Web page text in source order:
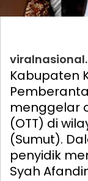
Kabupaten
menggelar
(OTT) di
(Sumut).
penyidik
Syah